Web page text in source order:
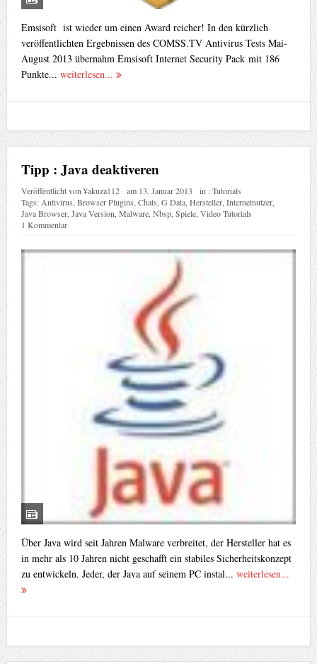
Emsisoft ist wieder um einen Award reicher! In den kürzlich
veröffentlichten Ergebnissen des COMSS.TV Antivirus Tests Mai-
August 2013 übernahm Emsisoft Internet Security Pack mit 186
Punkte... weiterlesen...
Tipp : Java deaktiveren
Veröffentlicht von¥akuza112 am 13. Januar 2013 in :Tutorials
Tags: Antivirus Browser Plugins Chats G Data, Hersteller, Internetnutzer,
Java Browser, Java Version Malware, Nbsp, Spiele, Video Tutorials
1 Kommentar
Über Java wird seit Jahren Malware verbreitet, der Hersteller hat es
in mehr als 10 Jahren nicht geschafft ein stabiles Sicherheitskonzept
zu entwickeln. Jeder, der Java auf seinem PC instal... weiterlesen...